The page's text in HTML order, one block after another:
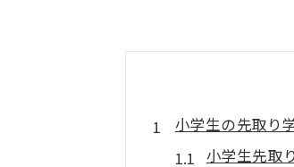
小学生の先取り
小学生先取